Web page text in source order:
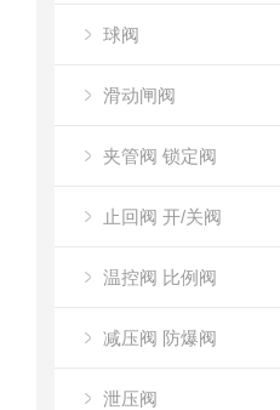
球阀
滑动闸阀
夹管阀 锁定阀
止回阀 开/关阀
温控阀 比例阀
减压阀 防爆阀
泄压阀